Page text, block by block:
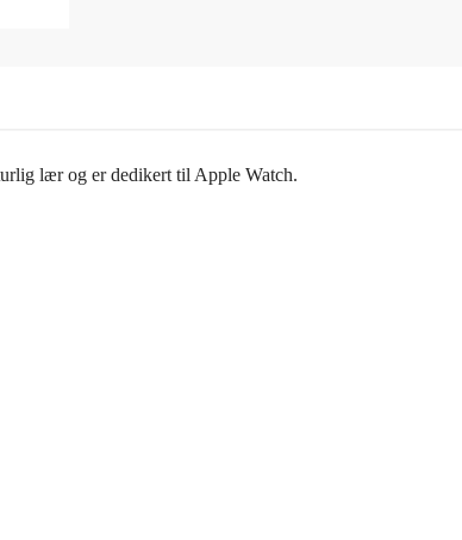
lær og er dedikert til Apple Watch.